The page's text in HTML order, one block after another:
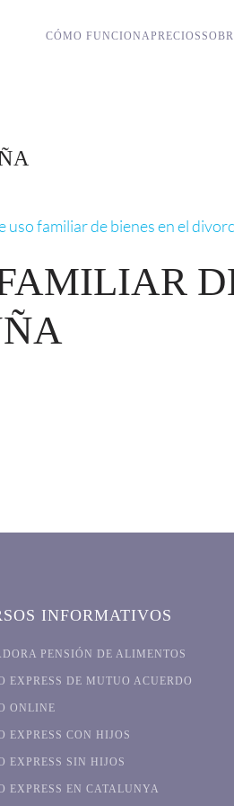
CÓMO FUNCIONAPRECIOS
INFORMATIVOS
PENSIÓN DE ALIMENTOS
EXPRESS DE MUTUO ACUERDO
ONLINE
EXPRESS CON HIJOS
EXPRESS SIN HIJOS
EXPRESS EN CATALUNYA